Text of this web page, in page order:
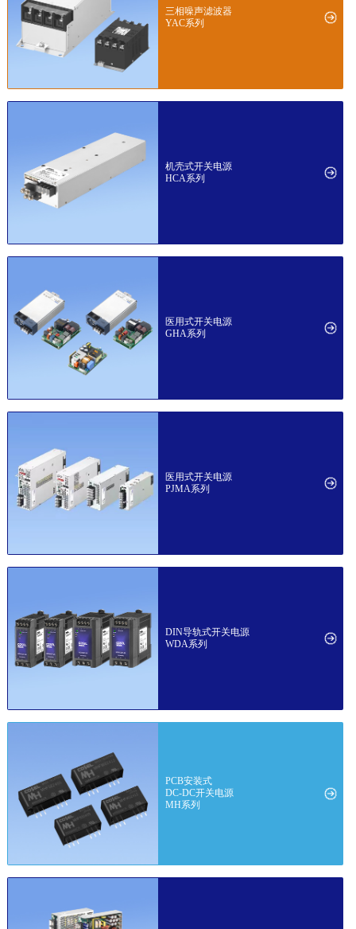
三相噪声滤波器
YAC系列
机壳式开关电源
HCA系列
医用式开关电源
GHA系列
医用式开关电源
PJMA系列
DIN导轨式开关电源
WDA系列
PCB安装式
DC-DC开关电源
MH系列